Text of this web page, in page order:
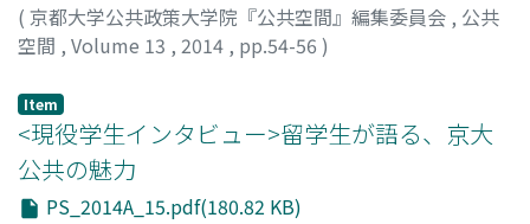
( 京都大学公共政策大学院『公共空間』編集委員会 , 公共
空間 , Volume 13 , 2014 , pp.54-56 )
Item
<現役学生インタビュー>留学生が語る、京大
公共の魅力
PS_2014A_15.pdf(180.82 KB)